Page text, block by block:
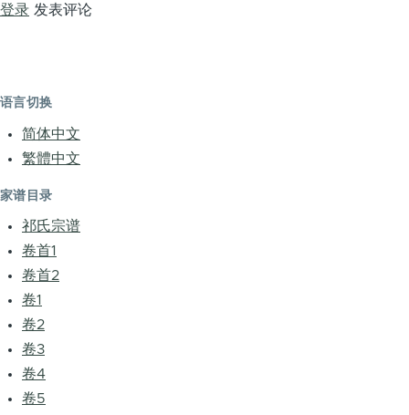
登录 发表评论
语言切换
简体中文
繁體中文
家谱目录
祁氏宗谱
卷首1
卷首2
卷1
卷2
卷3
卷4
卷5